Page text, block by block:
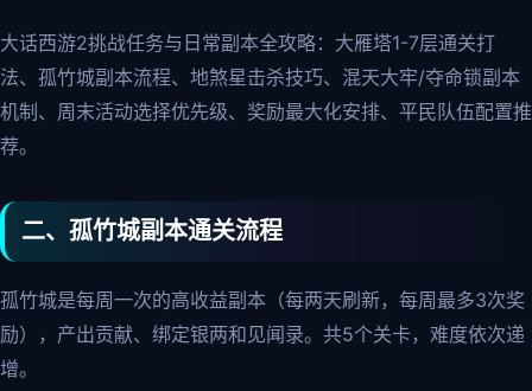
大话西游2挑战任务与日常副本全攻略：大雁塔1-7层通关打
法、孤竹城副本流程、地煞星击杀技巧、混天大牢/夺命锁副本
机制、周末活动选择优先级、奖励最大化安排、平民队伍配置推
荐。
二、孤竹城副本通关流程
孤竹城是每周一次的高收益副本（每两天刷新，每周最多3次奖
励），产出贡献、绑定银两和见闻录。共5个关卡，难度依次递
增。